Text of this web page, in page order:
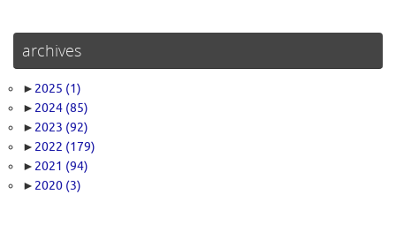
archives
► 2025 (1)
► 2024 (85)
► 2023 (92)
► 2022 (179)
► 2021 (94)
► 2020 (3)